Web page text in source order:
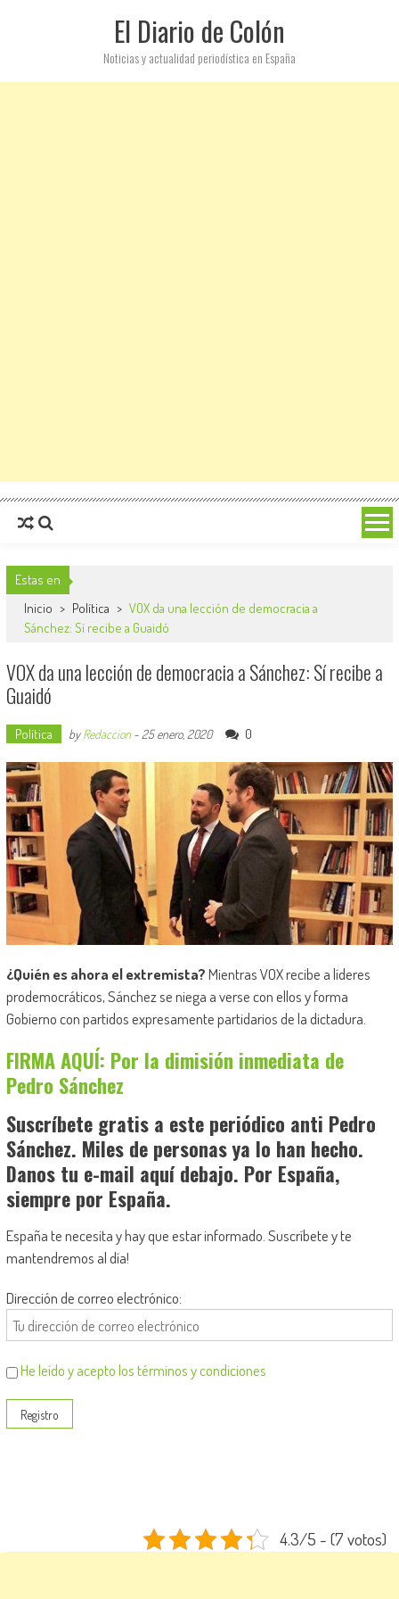
El Diario de Colón
Noticias y actualidad periodística en España
Estas en
Inicio > Política > VOX da una lección de democracia a
Sánchez: Sí recibe a Guaidó
VOX da una lección de democracia a Sánchez: Sí recibe a
Guaidó
Política byRedaccion- 25 enero, 2020 0
¿Quién es ahora el extremista?Mientras VOX recibe a líderes
prodemocráticos, Sánchez se niega a verse con ellos y forma
Gobierno con partidos expresamente partidarios de la dictadura.
FIRMA AQUÍ: Por la dimisión inmediata de
Pedro Sánchez
Suscríbete gratis a este periódico anti Pedro
Sánchez. Miles de personas ya lo han hecho.
Danos tu e-mail aquí debajo. Por España,
siempre por España.
España te necesita y hay que estar informado. Suscríbete y te
mantendremos al día!
Dirección de correo electrónico:
He leído y acepto los términos y condiciones
4.3/5 - (7 votos)